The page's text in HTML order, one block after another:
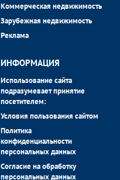
Коммерческая недвижимость
Зарубежная недвижимость
Реклама
ИНФОРМАЦИЯ
Использование сайта
подразумевает принятие
посетителем:
Условия пользования сайтом
Политика
конфиденциальности
персональных данных
Согласие на обработку
персональных данных